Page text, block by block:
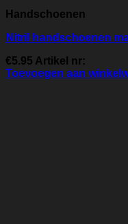
Handschoenen
Nitril handschoenen
€5.95 Artikel nr:
Toevoegen aan